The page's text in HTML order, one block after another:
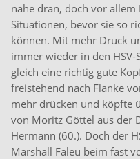
nahe dran, doch vor
Situationen, bevor sie so
können. Mit mehr Druck
immer wieder in den
gleich eine richtig gute
freistehend nach Flanke
mehr drücken und köpfte
von Moritz Göttel aus der
Hermann (60.). Doch der
Marshall Faleu beim fast